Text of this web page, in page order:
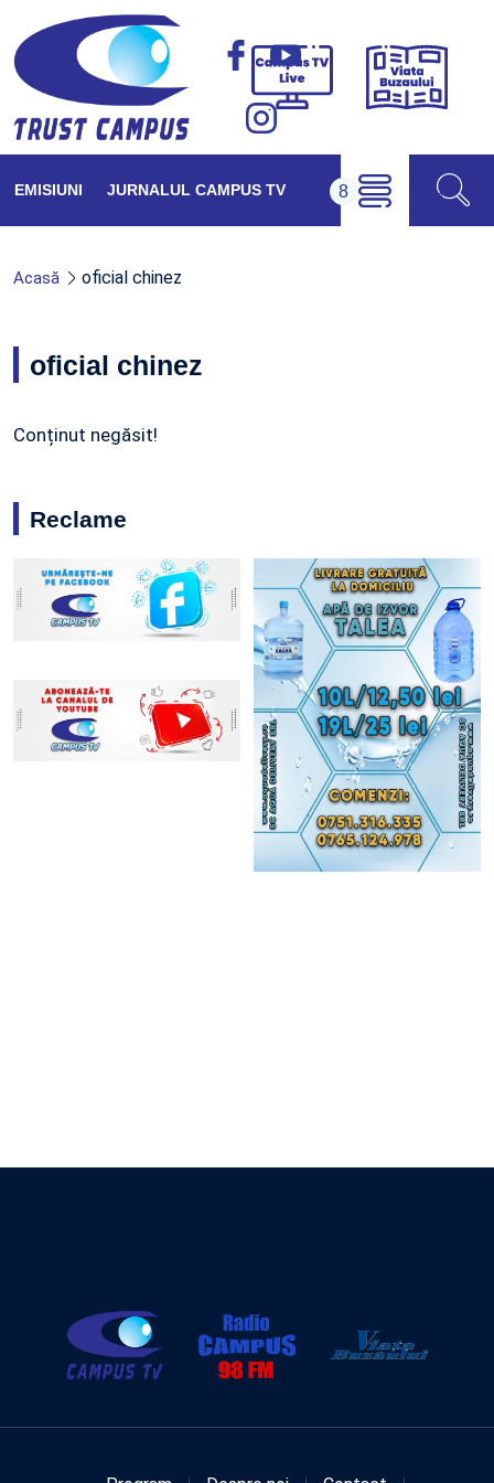
Campus
Viața
EMISIUNI JURNALUL CAMPUS TV
Acasă oficial chinez
oficial chinez
Conținut negăsit!
Reclame